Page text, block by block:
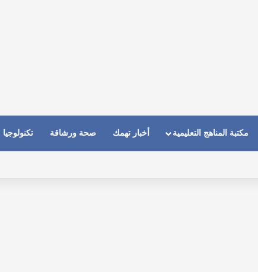
مكتبة المناهج التعليمية أخبار تهمك صحة ورشاقة تكنولوجيا
عندما يكون الصوت بعيد وقت المكالمات